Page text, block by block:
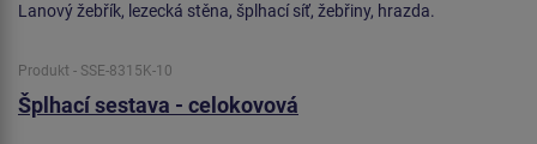
Lanový žebřík, lezecká stěna, šplhací síť, žebřiny, hrazda.
Produkt - SSE-8315K-10
Šplhací sestava - celokovová